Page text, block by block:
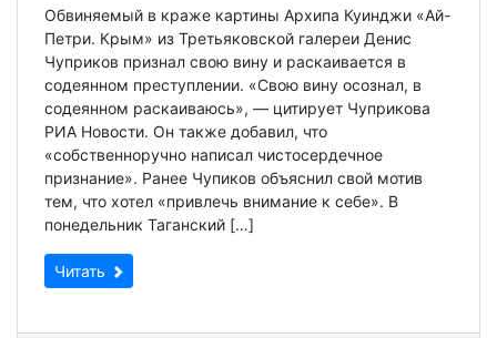
Обвиняемый в краже картины Архипа Куинджи «Ай-
Петри. Крым» из Третьяковской галереи Денис
Чуприков признал свою вину и раскаивается в
содеянном преступлении. «Свою вину осознал, в
содеянном раскаиваюсь», — цитирует Чуприкова
РИА Новости. Он также добавил, что
«собственноручно написал чистосердечное
признание». Ранее Чупиков объяснил свой мотив
тем, что хотел «привлечь внимание к себе». В
понедельник Таганский […]
Читать